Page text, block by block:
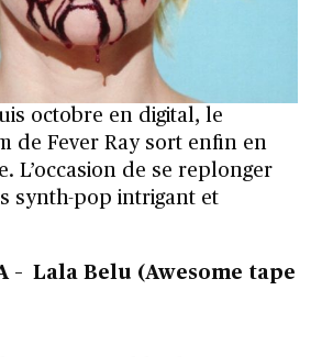
octobre en digital, le
de Fever Ray sort enfin en
L’occasion de se replonger
synth-pop intrigant et
– Lala Belu (Awesome tape